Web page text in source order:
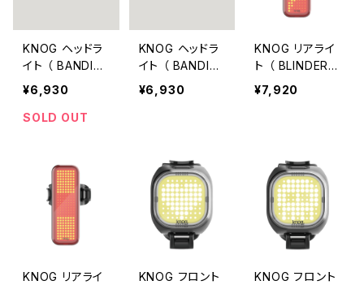
KNOG ヘッドラ
イト （ BANDIC
OOT 250 / BL
UE ）
¥6,930
SOLD OUT
KNOG ヘッドラ
イト （ BANDIC
OOT 250 / BL
ACK ）
¥6,930
KNOG リアライ
ト （ BLINDER V
BOLT ）
¥7,920
KNOG リアライ
KNOG フロント
KNOG フロント